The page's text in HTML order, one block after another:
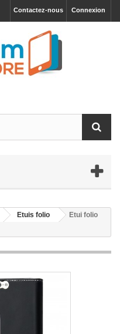
Connexion
Contactez-nous
Etuis folio
Etui folio